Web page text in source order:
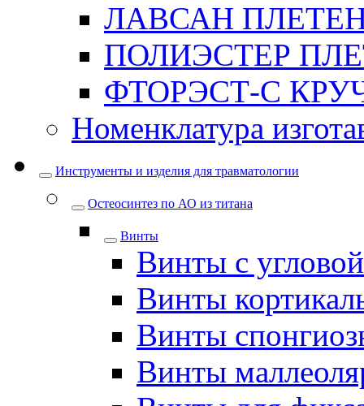
ЛАВСАН
ПОЛИЭСТЕР
ФТОРЭСТ-С
Номенклатура
Инструменты и изделия для травматологии
Остеосинтез по АО из титана
Винты
Винты с
Винты
Винты
Винты